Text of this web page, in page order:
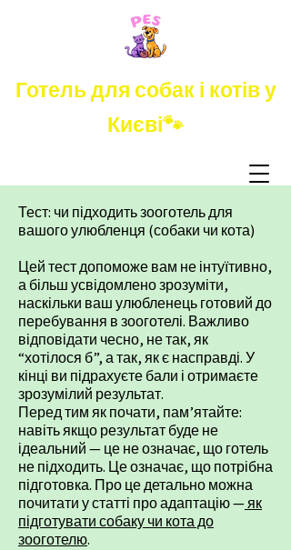
Готель для собак і котів у
Києві🐾
Тест: чи підходить зооготель для
вашого улюбленця (собаки чи кота)
Цей тест допоможе вам не інтуїтивно,
а більш усвідомлено зрозуміти,
наскільки ваш улюбленець готовий до
перебування в зооготелі. Важливо
відповідати чесно, не так, як
“хотілося б”, а так, як є насправді. У
кінці ви підрахуєте бали і отримаєте
зрозумілий результат.
Перед тим як почати, пам’ятайте:
навіть якщо результат буде не
ідеальний — це не означає, що готель
не підходить. Це означає, що потрібна
підготовка. Про це детально можна
почитати у статті про адаптацію —як
підготувати собаку чи кота до
зооготелю.